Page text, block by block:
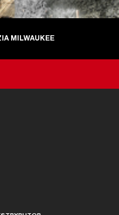
MILWAUKEE